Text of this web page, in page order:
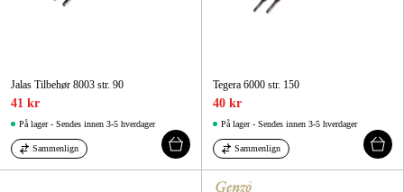
Jalas Tilbehør 8003 str. 90
41 kr
På lager - Sendes innen 3-5 hverdager
Sammenlign
Tegera 6000 str. 150
40 kr
På lager - Sendes innen 3-5 hverdager
Sammenlign